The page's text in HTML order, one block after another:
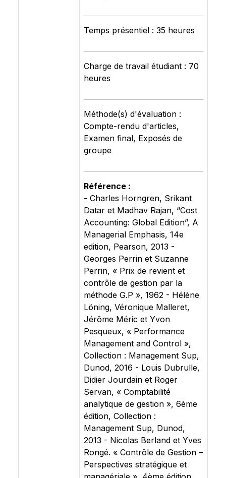
Temps présentiel : 35 heures
Charge de travail étudiant : 70
heures
Méthode(s) d'évaluation :
Compte-rendu d'articles,
Examen final, Exposés de
groupe
Référence :
- Charles Horngren, Srikant
Datar et Madhav Rajan, “Cost
Accounting: Global Edition”, A
Managerial Emphasis, 14e
edition, Pearson, 2013 -
Georges Perrin et Suzanne
Perrin, « Prix de revient et
contrôle de gestion par la
méthode G.P », 1962 - Hélène
Löning, Véronique Malleret,
Jérôme Méric et Yvon
Pesqueux, « Performance
Management and Control »,
Collection : Management Sup,
Dunod, 2016 - Louis Dubrulle,
Didier Jourdain et Roger
Servan, « Comptabilité
analytique de gestion », 6ème
édition, Collection :
Management Sup, Dunod,
2013 - Nicolas Berland et Yves
Rongé. « Contrôle de Gestion –
Perspectives stratégique et